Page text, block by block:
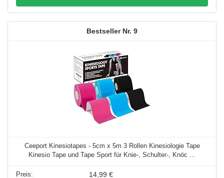
9
Ceeport Kinesiotapes - 5cm x 5m 3 Rollen Kinesiologie Tape
Kinesio Tape und Tape Sport für Knie-, Schulter-, Knöc ...
14,99 €